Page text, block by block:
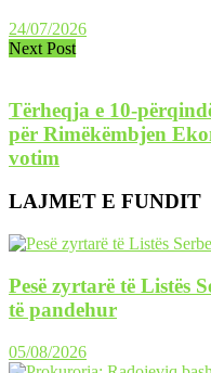
24/07/2026
Next Post
Tërheqja e 10-
për Rimëkëmbjen
votim
LAJMET E FUNDIT
Pesë zyrtarë të Listës
të pandehur
05/08/2026